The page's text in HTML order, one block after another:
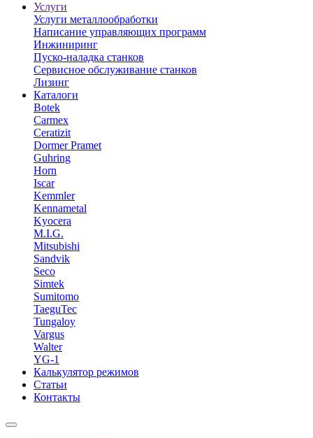
Услуги
Услуги металлообработки
Написание управляющих программ
Инжиниринг
Пуско-наладка станков
Сервисное обслуживание станков
Лизинг
Каталоги
Botek
Carmex
Ceratizit
Dormer Pramet
Guhring
Horn
Iscar
Kemmler
Kennametal
Kyocera
M.I.G.
Mitsubishi
Sandvik
Seco
Simtek
Sumitomo
TaeguTec
Tungaloy
Vargus
Walter
YG-1
Калькулятор режимов
Статьи
Контакты